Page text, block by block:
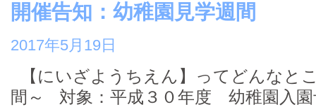
開催告知：幼稚園見学週間
2017年5月19日
【にいざようちえん】ってどんなと
間～ 対象：平成３０年度 幼稚園入園